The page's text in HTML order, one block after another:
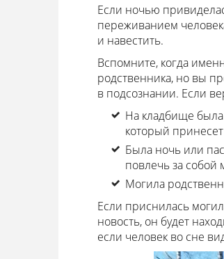
Если ночью
переживанием
и навестить.
Вспомните, когда
родственника, но вы
в подсознании. Если
На кладбище была
который
Была ночь или
повлечь за собой
Могила
Если приснилась
новость, он будет
если человек во сне